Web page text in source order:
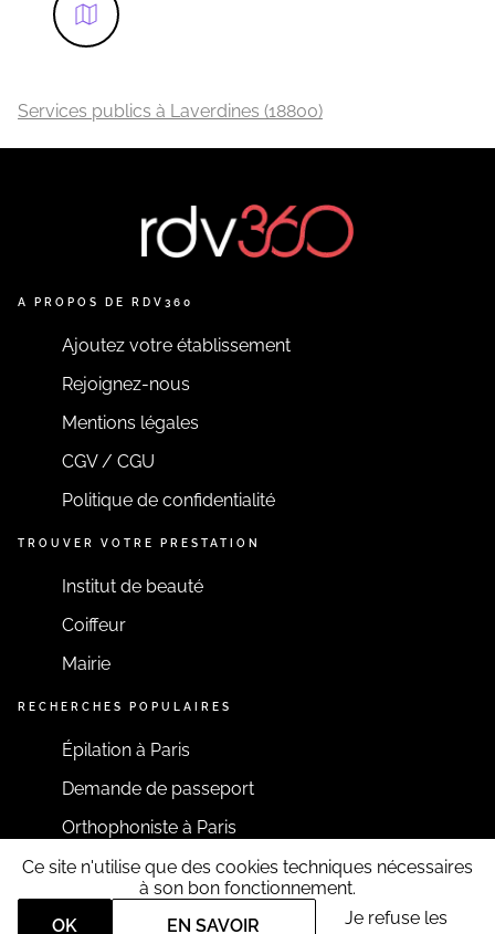
Services publics à Laverdines (18800)
A PROPOS DE RDV360
Ajoutez votre établissement
Rejoignez-nous
Mentions légales
CGV / CGU
Politique de confidentialité
TROUVER VOTRE PRESTATION
Institut de beauté
Coiffeur
Mairie
RECHERCHES POPULAIRES
Épilation à Paris
Demande de passeport
Orthophoniste à Paris
RESTONS CONNECTÉS
Ce site n'utilise que des cookies techniques nécessaires
à son bon fonctionnement.
OK
EN SAVOIR Je refuse les